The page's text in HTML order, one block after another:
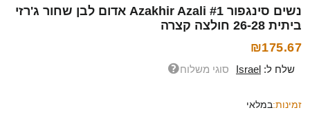
נשים סינגפור Azakhir Azali #1 אדום לבן שחור ג'רזי
ביתית 26-28 חולצה קצרה
₪175.67
שלח ל: Israel סוגי משלוח
זמינות:במלאי